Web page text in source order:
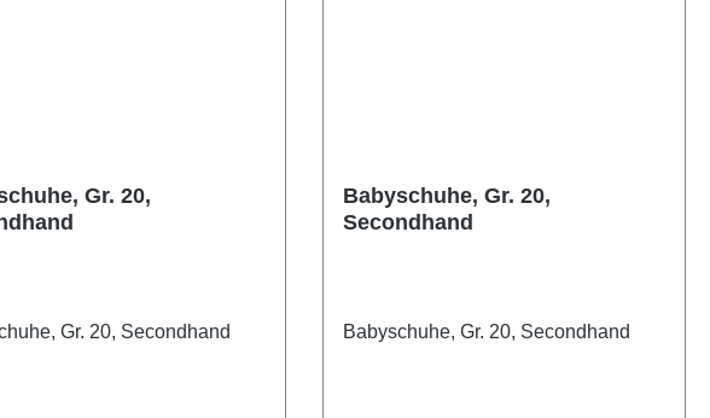
Gr. 20,
Gr. 20, Secondhand
Babyschuhe, Gr. 20,
Secondhand
Babyschuhe, Gr. 20, Secondhand